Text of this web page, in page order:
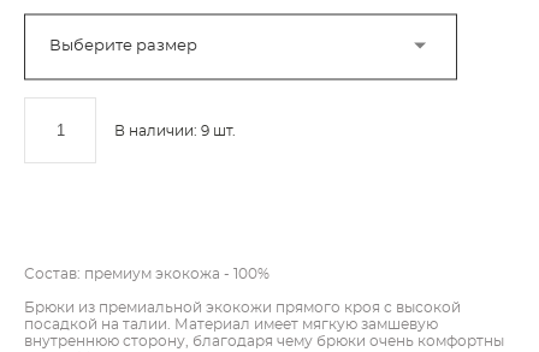
Выберите размер
В наличии: 9 шт.
Состав: премиум экокожа - 100%
Брюки из премиальной экокожи прямого кроя с высокой
посадкой на талии. Материал имеет мягкую замшевую
внутреннюю сторону, благодаря чему брюки очень комфортны